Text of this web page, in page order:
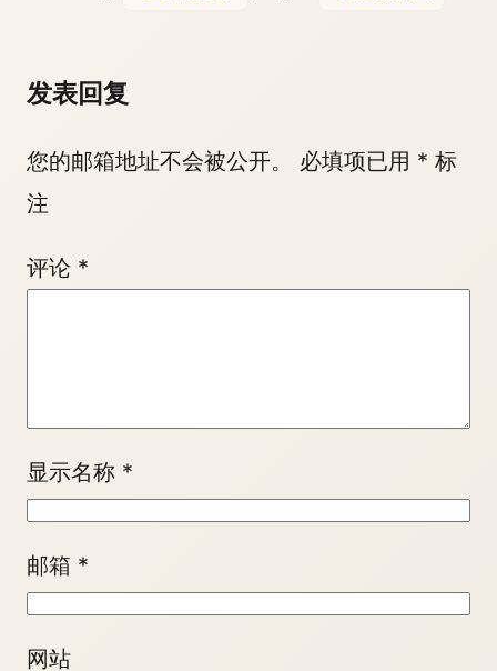
发表回复
您的邮箱地址不会被公开。 必填项已用 * 标
注
评论 *
显示名称 *
邮箱 *
网站